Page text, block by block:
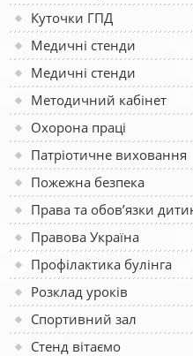
Куточки ГПД
Медичні стенди
Медичні стенди
Методичний кабінет
Охорона праці
Патріотичне виховання
Пожежна безпека
Права та обов’язки
Правова Україна
Профілактика булінга
Розклад уроків
Спортивний зал
Стенд вітаємо